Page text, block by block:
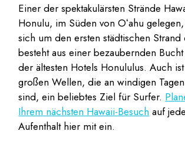
Einer der spektakulärsten Strände
Honulu, im Süden von Oʻahu
sich um den ersten städtischen
besteht aus einer bezaubernden
der ältesten Hotels Honululus. Auch
großen Wellen, die an windigen
sind, ein beliebtes Ziel für Surfer.
Ihrem nächsten Hawaii-Besuch auf
Aufenthalt hier mit ein.